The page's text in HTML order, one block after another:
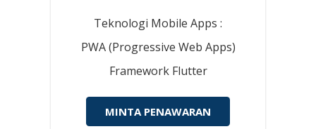
Teknologi Mobile Apps :
PWA (Progressive Web Apps)
Framework Flutter
MINTA PENAWARAN